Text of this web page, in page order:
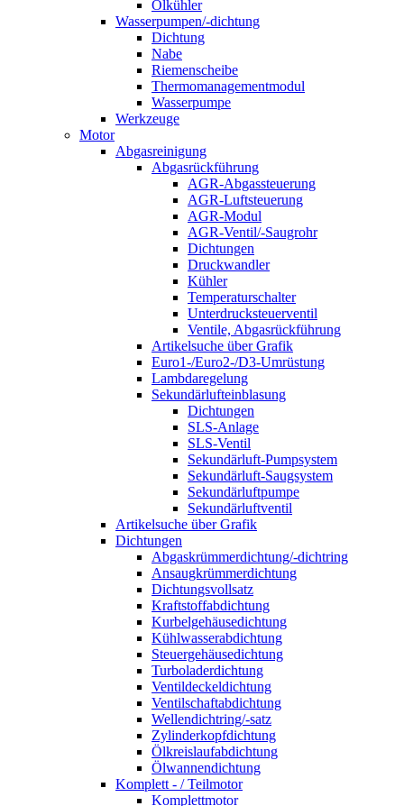
Ölkühler
Wasserpumpen/-dichtung
Dichtung
Nabe
Riemenscheibe
Thermomanagementmodul
Wasserpumpe
Werkzeuge
Motor
Abgasreinigung
Abgasrückführung
AGR-Abgassteuerung
AGR-Luftsteuerung
AGR-Modul
AGR-Ventil/-Saugrohr
Dichtungen
Druckwandler
Kühler
Temperaturschalter
Unterdrucksteuerventil
Ventile, Abgasrückführung
Artikelsuche über Grafik
Euro1-/Euro2-/D3-Umrüstung
Lambdaregelung
Sekundärlufteinblasung
Dichtungen
SLS-Anlage
SLS-Ventil
Sekundärluft-Pumpsystem
Sekundärluft-Saugsystem
Sekundärluftpumpe
Sekundärluftventil
Artikelsuche über Grafik
Dichtungen
Abgaskrümmerdichtung/-dichtring
Ansaugkrümmerdichtung
Dichtungsvollsatz
Kraftstoffabdichtung
Kurbelgehäusedichtung
Kühlwasserabdichtung
Steuergehäusedichtung
Turboladerdichtung
Ventildeckeldichtung
Ventilschaftabdichtung
Wellendichtring/-satz
Zylinderkopfdichtung
Ölkreislaufabdichtung
Ölwannendichtung
Komplett - / Teilmotor
Komplettmotor